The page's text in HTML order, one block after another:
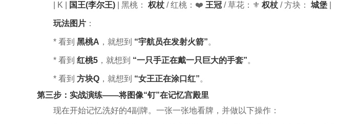
| K | 国王(李尔王) | 黑桃： 权杖 / 红桃：❤️‍ 王冠 / 草花：⚜️ 权杖 / 方块： 城堡
玩法图片 ：
* 看到 黑桃A ，就想到 “宇航员在发射火箭”。
* 看到 红桃5 ，就想到 “一只手正在戴一只巨大的手套”。
* 看到 方块Q ，就想到 “女王正在涂口红”。
第三步：实战演练——将图像“钉”在记忆宫殿里
现在开始记忆洗好的4副牌。一张一张地看牌，并做以下操作：